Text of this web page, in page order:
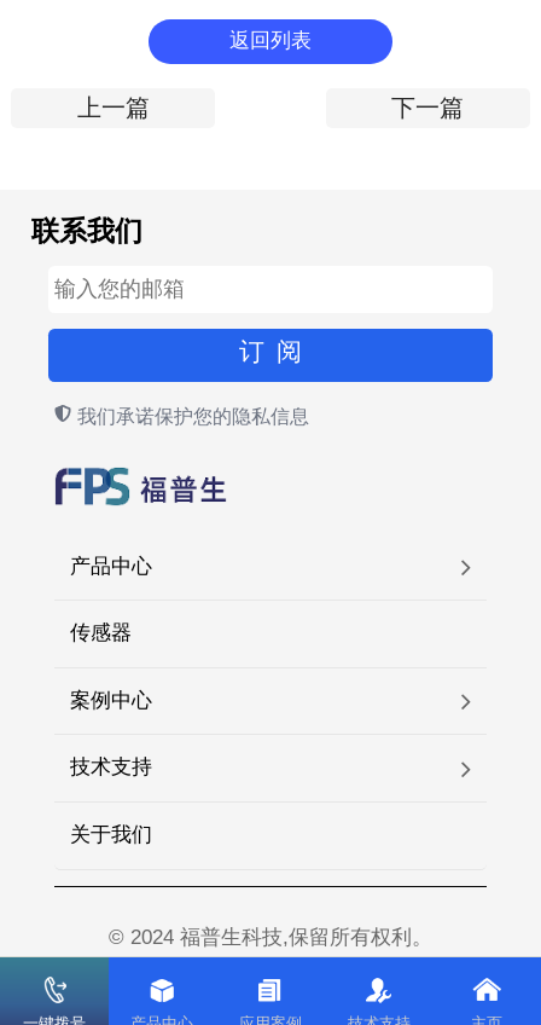
返回列表
上一篇 下一篇
联系我们
我们承诺保护您的隐私信息
产品中心
传感器
案例中心
技术支持
关于我们
© 2024 福普生科技,保留所有权利。